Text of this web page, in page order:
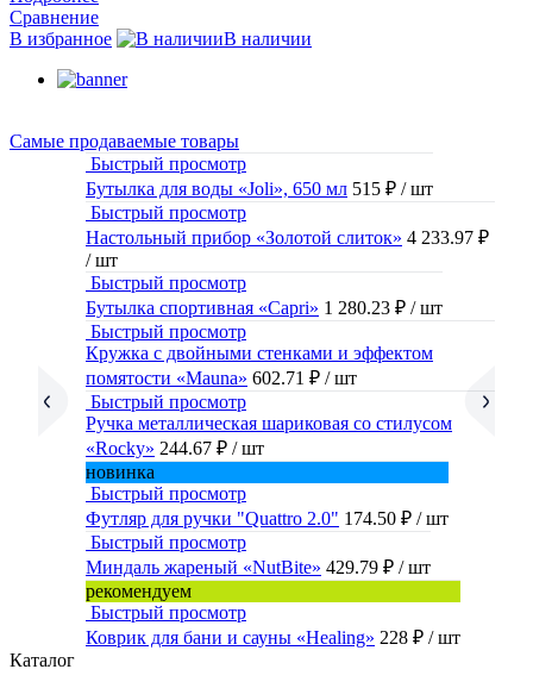
Сравнение
В избранное
В наличии
Самые продаваемые товары
Быстрый просмотр
Бутылка для воды «Joli», 650 мл 515 ₽ / шт
Быстрый просмотр
Настольный прибор «Золотой слиток» 4 233.97 ₽
/ шт
Быстрый просмотр
Бутылка спортивная «Capri» 1 280.23 ₽ / шт
Быстрый просмотр
Кружка с двойными стенками и эффектом
помятости «Mauna» 602.71 ₽ / шт
Быстрый просмотр
Ручка металлическая шариковая со стилусом
«Rocky» 244.67 ₽ / шт
новинка
Быстрый просмотр
Футляр для ручки "Quattro 2.0" 174.50 ₽ / шт
Быстрый просмотр
Миндаль жареный «NutBite» 429.79 ₽ / шт
рекомендуем
Быстрый просмотр
Коврик для бани и сауны «Healing» 228 ₽ / шт
Каталог